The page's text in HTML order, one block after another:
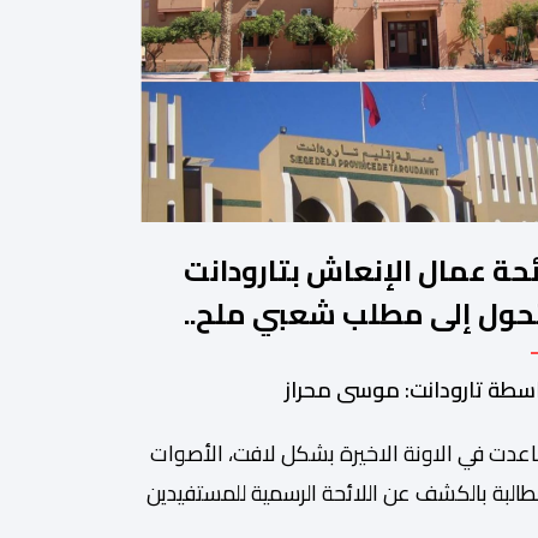
عمال الإنعاش بتارودانت
إلى مطلب شعبي ملح..
يجيب؟.
تارودانت: موسى محراز
في الاونة الاخيرة بشكل لافت، الأصوات
بالكشف عن اللائحة الرسمية للمستفيدين